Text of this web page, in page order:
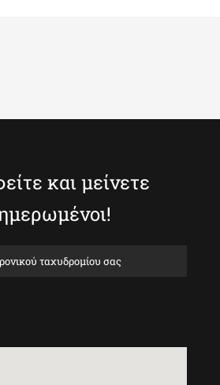
και μείνετε